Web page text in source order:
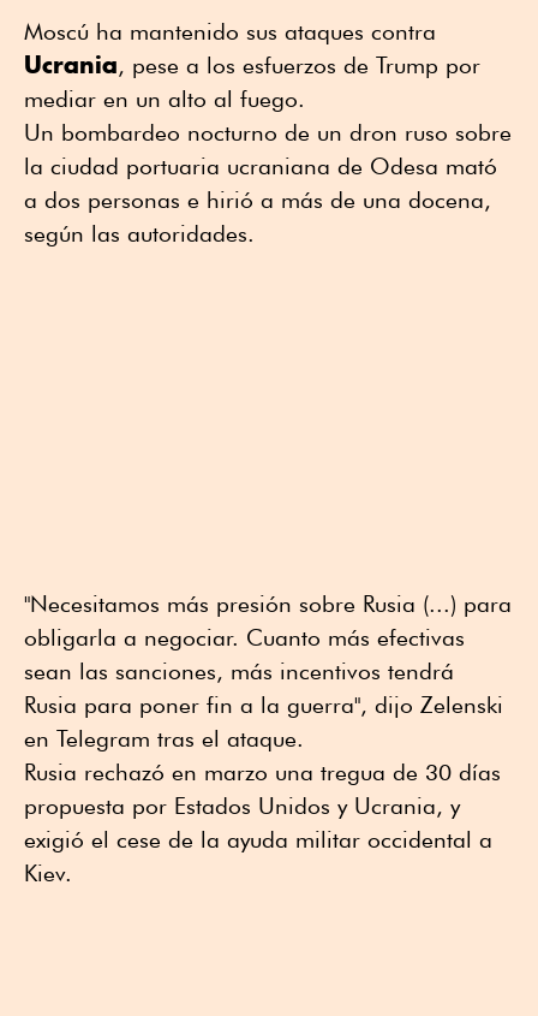
Moscú ha mantenido sus ataques contra
Ucrania, pese a los esfuerzos de Trump por
mediar en un alto al fuego.
Un bombardeo nocturno de un dron ruso sobre
la ciudad portuaria ucraniana de Odesa mató
a dos personas e hirió a más de una docena,
según las autoridades.
"Necesitamos más presión sobre Rusia (...) para
obligarla a negociar. Cuanto más efectivas
sean las sanciones, más incentivos tendrá
Rusia para poner fin a la guerra", dijo Zelenski
en Telegram tras el ataque.
Rusia rechazó en marzo una tregua de 30 días
propuesta por Estados Unidos y Ucrania, y
exigió el cese de la ayuda militar occidental a
Kiev.